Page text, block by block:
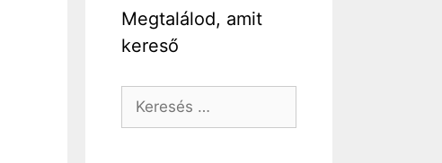
Megtalálod, amit
kereső
Keresés: